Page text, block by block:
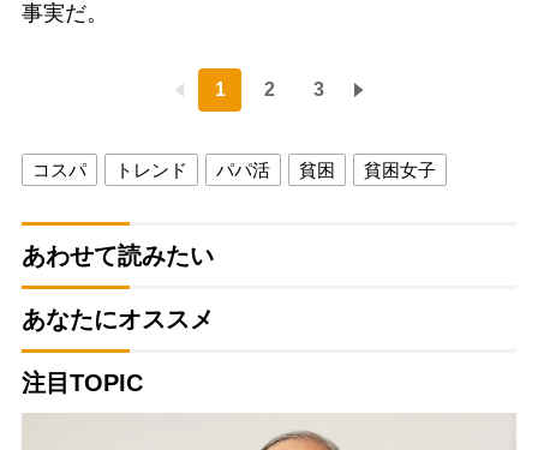
事実だ。
1 2 3
コスパ トレンド パパ活 貧困 貧困女子
あわせて読みたい
あなたにオススメ
注目TOPIC